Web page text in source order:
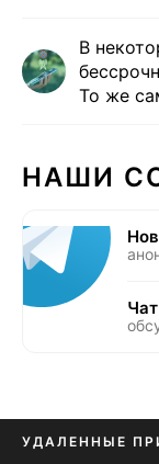
В
То же
НАШИ
УДАЛЕННЫЕ